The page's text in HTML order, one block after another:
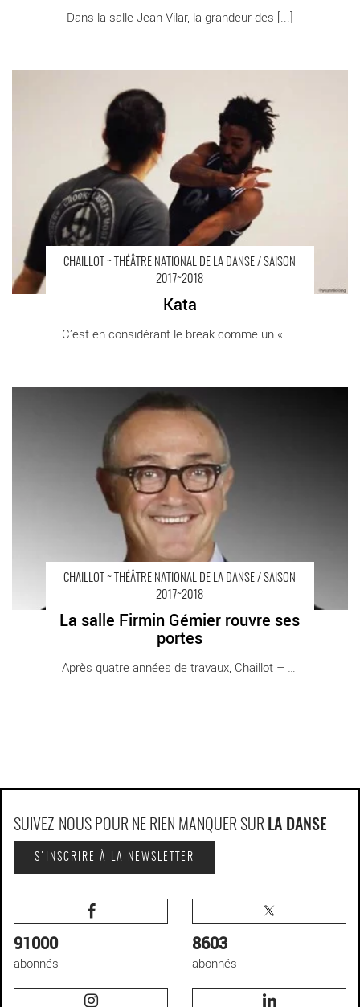
Dans la salle Jean Vilar, la grandeur des [...]
CHAILLOT ~ THÉÂTRE NATIONAL DE LA DANSE / SAISON
2017~2018
Kata
CHAILLOT ~ THÉÂTRE NATIONAL DE LA DANSE / SAISON
2017~2018
La salle Firmin Gémier rouvre ses
portes
Après quatre années de travaux, Chaillot – [...]
La salle Firmin Gémier rouvre ses portes - Critique sortie Danse
Paris Chaillot - Théâtre national de la danse
SUIVEZ-NOUS POUR NE RIEN MANQUER SUR LA DANSE
S'INSCRIRE À LA NEWSLETTER
91000
abonnés
8603
abonnés